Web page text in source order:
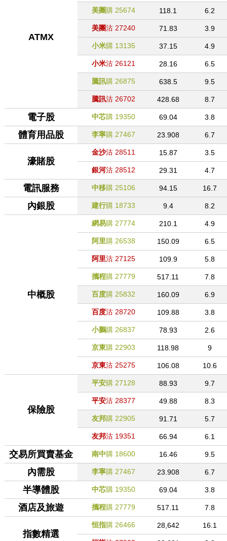
ATMX
美團購 25674 118.1 6.2
美團沽 27240 71.83 3.9
小米購 13135 37.15 4.9
小米沽 26121 28.16 6.5
騰訊購 26875 638.5 9.5
騰訊沽 26702 428.68 8.7
電子股 中芯購 19350 69.04 3.8
體育用品股 李寧購 27467 23.908 6.7
濠賭股
金沙沽 28511 15.87 3.5
銀河沽 28512 29.31 4.7
電訊服務 中移購 25106 94.15 16.7
內銀股 建行購 18733 9.4 8.2
中概股
網易購 27774 210.1 4.9
阿里購 26538 150.09 6.5
阿里沽 27125 109.9 5.8
攜程購 27779 517.11 7.8
百度購 25832 160.09 6.9
百度沽 28720 109.88 3.8
小鵬購 26837 78.93 2.6
京東購 22903 118.98 9
京東沽 25275 106.08 10.6
保險股
平安購 27128 88.93 9.7
平安沽 28377 49.88 8.3
友邦購 22905 91.71 5.7
友邦沽 19351 66.94 6.1
交易所買賣基金 南中購 18600 16.46 9.5
內需股 李寧購 27467 23.908 6.7
半導體股 中芯購 19350 69.04 3.8
酒店及旅遊 攜程購 27779 517.11 7.8
指數精選
恒指購 26466 28,642 16.1